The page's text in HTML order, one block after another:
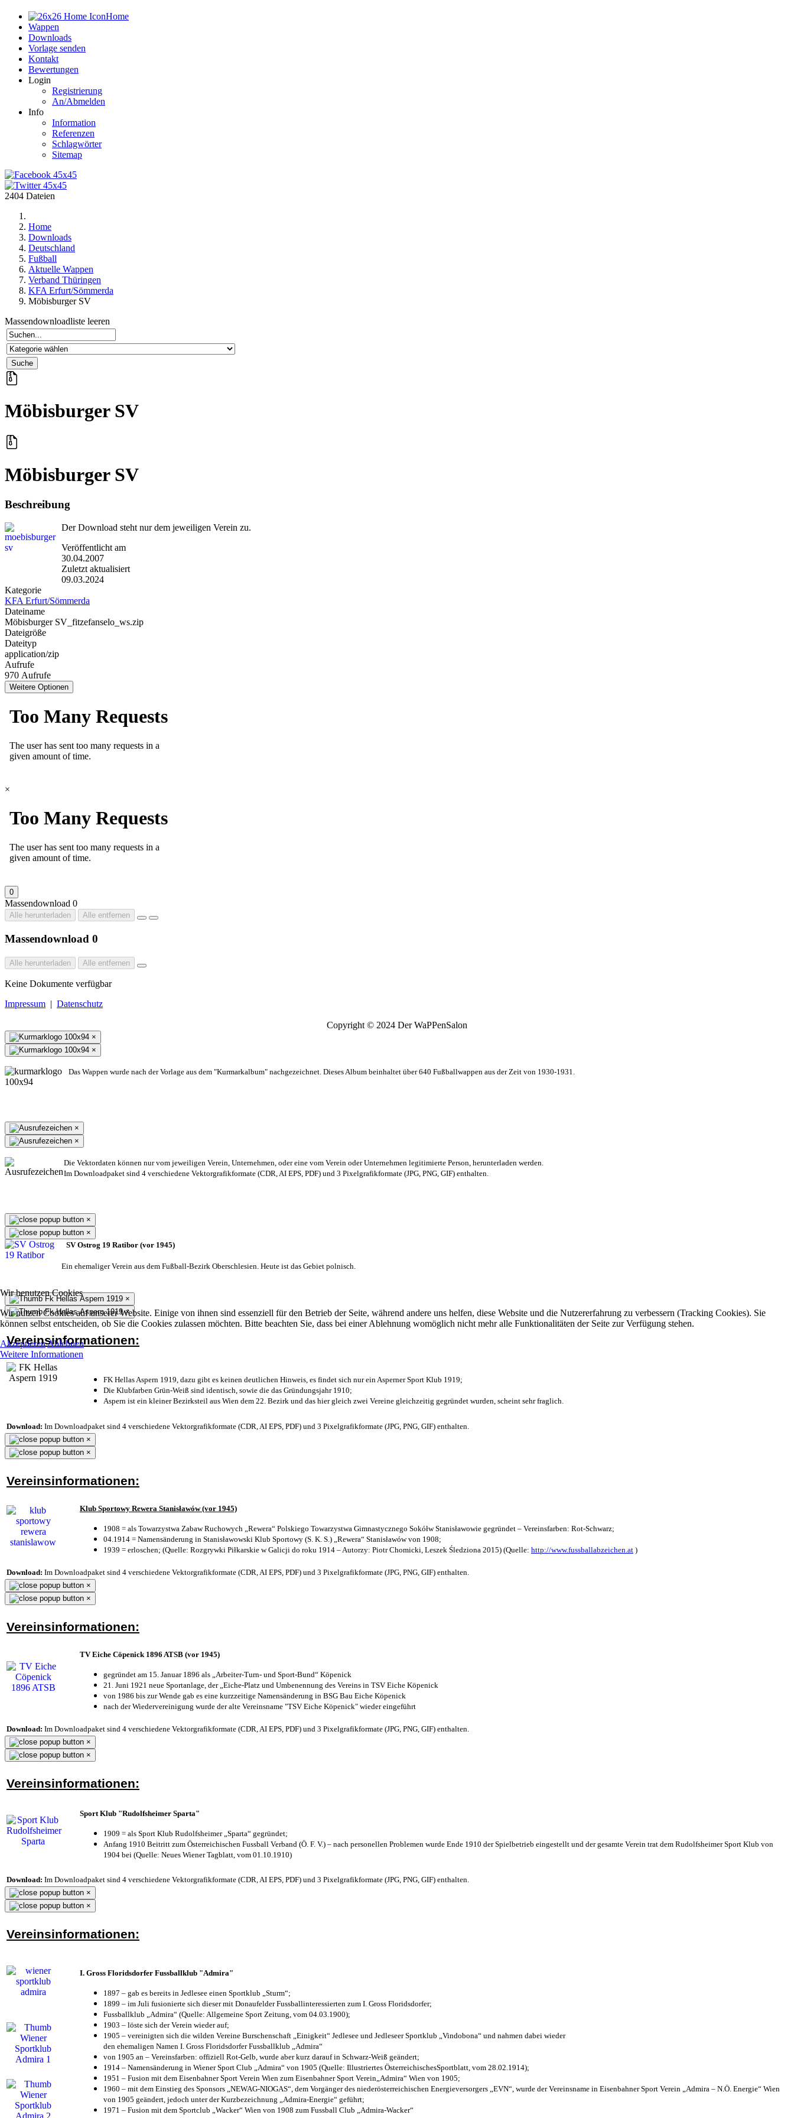
Home
Wappen
Downloads
Vorlage senden
Kontakt
Bewertungen
Login
Registrierung
An/Abmelden
Info
Information
Referenzen
Schlagwörter
Sitemap
2404 Dateien
Home
Downloads
Deutschland
Fußball
Aktuelle Wappen
Verband Thüringen
KFA Erfurt/Sömmerda
Möbisburger SV
Massendownloadliste leeren
Möbisburger SV
Möbisburger SV
Beschreibung
Der Download steht nur dem jeweiligen Verein zu.
Veröffentlicht am
30.04.2007
Zuletzt aktualisiert
09.03.2024
Kategorie
KFA Erfurt/Sömmerda
Dateiname
Möbisburger SV_fitzefanselo_ws.zip
Dateigröße
Dateityp
application/zip
Aufrufe
970 Aufrufe
Weitere Optionen
×
0
Massendownload 0
Alle herunterladen Alle entfernen
Massendownload 0
Alle herunterladen Alle entfernen
Keine Dokumente verfügbar
Impressum | Datenschutz
Copyright © 2024 Der WaPPenSalon
Wir benutzen Cookies
Wir nutzen Cookies auf unserer Website. Einige von ihnen sind essenziell für den Betrieb der Seite, während andere uns helfen, diese Website und die Nutzererfahrung zu verbessern (Tracking Cookies). Sie
können selbst entscheiden, ob Sie die Cookies zulassen möchten. Bitte beachten Sie, dass bei einer Ablehnung womöglich nicht mehr alle Funktionalitäten der Seite zur Verfügung stehen.
AkzeptierenAblehnen
Weitere Informationen
×
×
Das Wappen wurde nach der Vorlage aus dem "Kurmarkalbum" nachgezeichnet. Dieses Album beinhaltet über 640 Fußballwappen aus der Zeit von 1930-1931.
×
×
Die Vektordaten können nur vom jeweiligen Verein, Unternehmen, oder eine vom Verein oder Unternehmen legitimierte Person, herunterladen werden.
Im Downloadpaket sind 4 verschiedene Vektorgrafikformate (CDR, AI EPS, PDF) und 3 Pixelgrafikformate (JPG, PNG, GIF) enthalten.
×
×
SV Ostrog 19 Ratibor (vor 1945)
Ein ehemaliger Verein aus dem Fußball-Bezirk Oberschlesien. Heute ist das Gebiet polnisch.
×
×
Vereinsinformationen:
FK Hellas Aspern 1919, dazu gibt es keinen deutlichen Hinweis, es findet sich nur ein Asperner Sport Klub 1919;
Die Klubfarben Grün-Weiß sind identisch, sowie die das Gründungsjahr 1910;
Aspern ist ein kleiner Bezirksteil aus Wien dem 22. Bezirk und das hier gleich zwei Vereine gleichzeitig gegründet wurden, scheint sehr fraglich.
Download: Im Downloadpaket sind 4 verschiedene Vektorgrafikformate (CDR, AI EPS, PDF) und 3 Pixelgrafikformate (JPG, PNG, GIF) enthalten.
×
×
Vereinsinformationen:
Klub Sportowy Rewera Stanisławów (vor 1945)
1908 = als Towarzystwa Zabaw Ruchowych „Rewera“ Polskiego Towarzystwa Gimnastycznego Sokółw Stanisławowie gegründet – Vereinsfarben: Rot-Schwarz;
04.1914 = Namensänderung in Stanisławowski Klub Sportowy (S. K. S.) „Rewera“ Stanisławów von 1908;
1939 = erloschen; (Quelle: Rozgrywki Piłkarskie w Galicji do roku 1914 – Autorzy: Piotr Chomicki, Leszek Śledziona 2015) (Quelle: http://www.fussballabzeichen.at )
Download: Im Downloadpaket sind 4 verschiedene Vektorgrafikformate (CDR, AI EPS, PDF) und 3 Pixelgrafikformate (JPG, PNG, GIF) enthalten.
×
×
Vereinsinformationen:
TV Eiche Cöpenick 1896 ATSB (vor 1945)
gegründet am 15. Januar 1896 als „Arbeiter-Turn- und Sport-Bund“ Köpenick
21. Juni 1921 neue Sportanlage, der „Eiche-Platz und Umbenennung des Vereins in TSV Eiche Köpenick
von 1986 bis zur Wende gab es eine kurzzeitige Namensänderung in BSG Bau Eiche Köpenick
nach der Wiedervereinigung wurde der alte Vereinsname "TSV Eiche Köpenick" wieder eingeführt
Download: Im Downloadpaket sind 4 verschiedene Vektorgrafikformate (CDR, AI EPS, PDF) und 3 Pixelgrafikformate (JPG, PNG, GIF) enthalten.
×
×
Vereinsinformationen:
Sport Klub "Rudolfsheimer Sparta"
1909 = als Sport Klub Rudolfsheimer „Sparta“ gegründet;
Anfang 1910 Beitritt zum Österreichischen Fussball Verband (Ö. F. V.) – nach personellen Problemen wurde Ende 1910 der Spielbetrieb eingestellt und der gesamte Verein trat dem Rudolfsheimer Sport Klub von
1904 bei (Quelle: Neues Wiener Tagblatt, vom 01.10.1910)
Download: Im Downloadpaket sind 4 verschiedene Vektorgrafikformate (CDR, AI EPS, PDF) und 3 Pixelgrafikformate (JPG, PNG, GIF) enthalten.
×
×
Vereinsinformationen:
I. Gross Floridsdorfer Fussballklub "Admira"
1897 – gab es bereits in Jedlesee einen Sportklub „Sturm“;
1899 – im Juli fusionierte sich dieser mit Donaufelder Fussballinteressierten zum I. Gross Floridsdorfer;
Fussballklub „Admira“ (Quelle: Allgemeine Sport Zeitung, vom 04.03.1900);
1903 – löste sich der Verein wieder auf;
1905 – vereinigten sich die wilden Vereine Burschenschaft „Einigkeit“ Jedlesee und Jedleseer Sportklub „Vindobona“ und nahmen dabei wieder
den ehemaligen Namen I. Gross Floridsdorfer Fussballklub „Admira“
von 1905 an – Vereinsfarben: offiziell Rot-Gelb, wurde aber kurz darauf in Schwarz-Weiß geändert;
1914 – Namensänderung in Wiener Sport Club „Admira“ von 1905 (Quelle: Illustriertes ÖsterreichischesSportblatt, vom 28.02.1914);
1951 – Fusion mit dem Eisenbahner Sport Verein Wien zum Eisenbahner Sport Verein„Admira“ Wien von 1905;
1960 – mit dem Einstieg des Sponsors „NEWAG-NIOGAS“, dem Vorgänger des niederösterreichischen Energieversorgers „EVN“, wurde der Vereinsname in Eisenbahner Sport Verein „Admira – N.Ö. Energie“ Wien
von 1905 geändert, jedoch unter der Kurzbezeichnung „Admira-Energie“ geführt;
1971 – Fusion mit dem Sportclub „Wacker“ Wien von 1908 zum Fussball Club „Admira-Wacker“